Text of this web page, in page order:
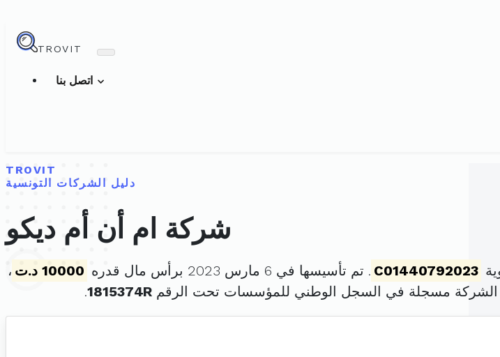
TROVIT
TROVIT
دليل الشركات التونسية
شركة ام أن أم ديكو
C01440792023 . تم تأسيسها في 6 مارس 2023 برأس مال قدره 10000 د.ت
،
الشركة مسجلة في السجل الوطني للمؤسسات تحت الرقم 1815374R
.